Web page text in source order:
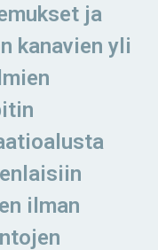
ja
kanavien yli
ilman